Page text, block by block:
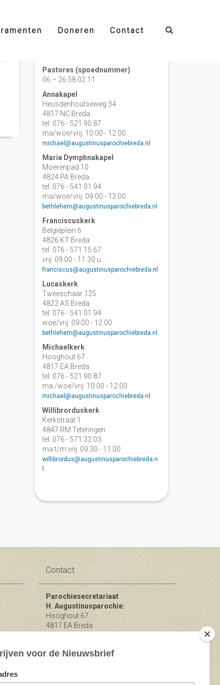
Doneren Contact
Pastores (spoednummer)
06 – 26 58 02 11
Annakapel
Heusdenhoutseweg 34
4817 NC Breda
tel: 076 - 521 90 87
ma/woe/vrij: 10:00 - 12:00
michael@augustinusparochiebreda.nl
Maria Dymphnakapel
Moerenpad 10
4824 PA Breda
tel: 076 - 541 01 94
ma/woe/vrij: 09:00 - 12:00
bethlehem@augustinusparochiebreda.nl
Franciscuskerk
Belgiëplein 6
4826 KT Breda
tel: 076 - 571 15 67
vrij: 09:00 - 11.30 u
franciscus@augustinusparochiebreda.nl
Lucaskerk
Tweeschaar 125
4822 AS Breda
tel: 076 - 541 01 94
woe/vrij: 09:00 - 12:00
bethlehem@augustinusparochiebreda.nl
Michaelkerk
Hooghout 67
4817 EA Breda
tel: 076 - 521 90 87
ma /woe/vrij: 10:00 - 12:00
michael@augustinusparochiebreda.nl
Willibrorduskerk
Kerkstraat 1
4847 RM Teteringen
tel: 076 - 571 32 03
ma t/m vrij: 09:30 - 11:00
willibrordus@augustinusparochiebreda.n
Contact
Parochiesecretariaat
H. Augustinusparochie:
Hooghout 67
4817 EA Breda
Bereikbaar op ma-woe-vrijdag van